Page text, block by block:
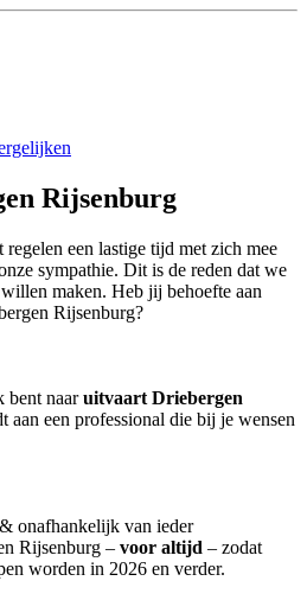
Rijsenburg
een lastige tijd met zich mee
sympathie. Dit is de reden dat we
maken. Heb jij behoefte aan
Rijsenburg?
bent naaruitvaart Driebergen
aan een professional die bij je wensen
onafhankelijk van ieder
Rijsenburg – voor altijd – zodat
worden in 2026 en verder.